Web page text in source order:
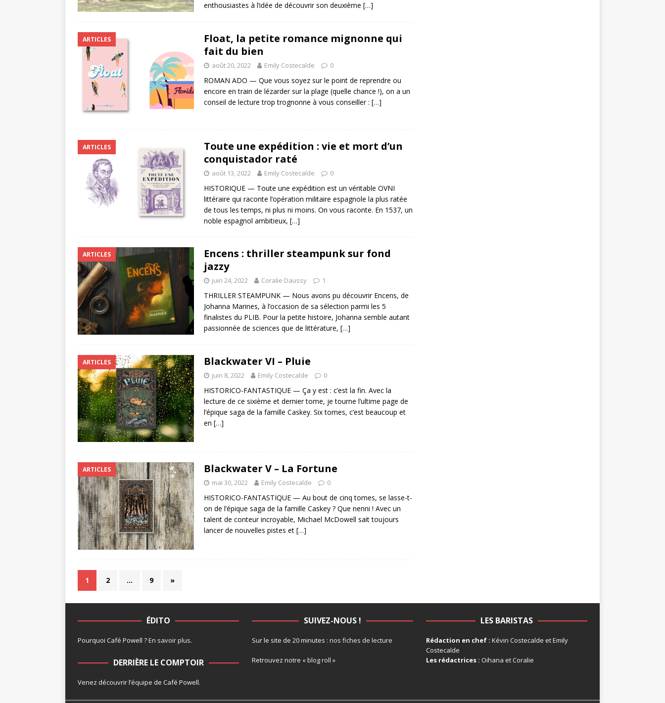
enthousiastes à l’idée de découvrir son deuxième […]
ARTICLES
Float, la petite romance mignonne qui
fait du bien
août 20, 2022 Emily Costecalde 0
ROMAN ADO — Que vous soyez sur le point de reprendre ou
encore en train de lézarder sur la plage (quelle chance !), on a un
conseil de lecture trop trognonne à vous conseiller : […]
ARTICLES
Toute une expédition : vie et mort d’un
conquistador raté
août 13, 2022 Emily Costecalde 0
HISTORIQUE — Toute une expédition est un véritable OVNI
littéraire qui raconte l’opération militaire espagnole la plus ratée
de tous les temps, ni plus ni moins. On vous raconte. En 1537, un
noble espagnol ambitieux, […]
ARTICLES
Encens : thriller steampunk sur fond
jazzy
juin 24, 2022 Coralie Daussy 1
THRILLER STEAMPUNK — Nous avons pu découvrir Encens, de
Johanna Marines, à l’occasion de sa sélection parmi les 5
finalistes du PLIB. Pour la petite histoire, Johanna semble autant
passionnée de sciences que de littérature, […]
ARTICLES Blackwater VI – Pluie
juin 8, 2022 Emily Costecalde 0
HISTORICO-FANTASTIQUE — Ça y est : c’est la fin. Avec la
lecture de ce sixième et dernier tome, je tourne l’ultime page de
l’épique saga de la famille Caskey. Six tomes, c’est beaucoup et
en […]
ARTICLES Blackwater V – La Fortune
mai 30, 2022 Emily Costecalde 0
HISTORICO-FANTASTIQUE — Au bout de cinq tomes, se lasse-t-
on de l’épique saga de la famille Caskey ? Que nenni ! Avec un
talent de conteur incroyable, Michael McDowell sait toujours
lancer de nouvelles pistes et […]
1 2 … 9 »
ÉDITO
Pourquoi Café Powell ?En savoir plus.
DERRIÈRE LE COMPTOIR
Venez découvrir l’équipe de Café Powell.
SUIVEZ-NOUS !
Sur le site de 20 minutes : nos fiches de lecture
Retrouvez notre « blog roll »
LES BARISTAS
Rédaction en chef : Kévin Costecalde et Emily
Costecalde
Les rédactrices : Oihana et Coralie